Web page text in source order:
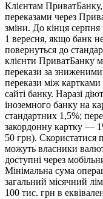
Клієнтам
переказами через
зміни. До кінця
1 вересня, якщо банк
повернуться до
клієнти ПриватБанку
перекази за
перекази між
сайті банку. Наразі
іноземного банку на
стандартних 1,5%;
закордонну картку —
50 грн). Скористатися
можуть власники
доступні через
Мінімальна сума
загальний місячний
100 тис. грн в